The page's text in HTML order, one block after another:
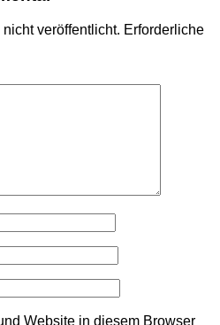
veröffentlicht. Erforderliche
Website in diesem Browser